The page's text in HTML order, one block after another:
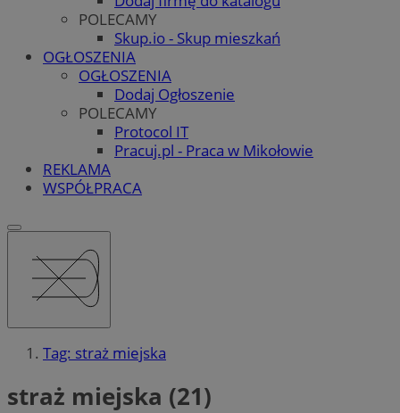
POLECAMY
Skup.io - Skup mieszkań
OGŁOSZENIA
OGŁOSZENIA
Dodaj Ogłoszenie
POLECAMY
Protocol IT
Pracuj.pl - Praca w Mikołowie
REKLAMA
WSPÓŁPRACA
Tag: straż miejska
straż miejska (21)